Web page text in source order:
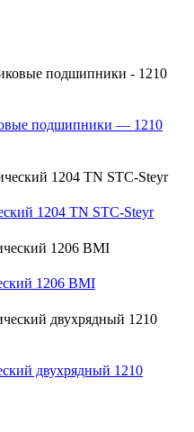
подшипники — 1210
1204 TN STC-Steyr
1206 BMI
двухрядный 1210